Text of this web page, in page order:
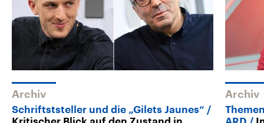
Archiv
Schriftststeller und die „Gilets Jaunes“
Archiv